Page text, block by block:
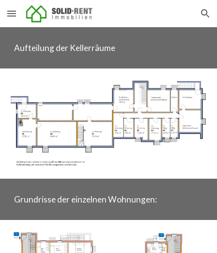
Skip to main content Skip to navigation
Aufteilung der Kellerräume
Grundrisse der einzelnen Wohnungen: